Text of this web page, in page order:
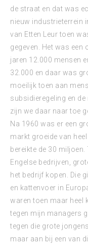
de straat en dat was
nieuw industrieterrein
van Etten Leur toen
gegeven. Het was
jaren 12.000 mensen
32.000 en daar was
moeilijk toen aan
subsidieregeling en
zijn we daar naar toe
Na 1960 was er een
markt groeide van
bereikte de 30
Engelse bedrijven,
het bedrijf kopen. Die
en kattenvoer in
waren toen maar heel
tegen mijn managers
tegen die grote
maar aan bij een van